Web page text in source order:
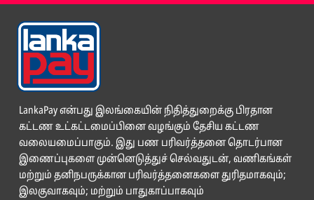
LankaPay என்பது இலங்கையின் நிதித்துறைக்கு பிரதான
கட்டண உட்கட்டமைப்பினை வழங்கும் தேசிய கட்டண
வலையமைப்பாகும். இது பண பரிவர்த்தனை தொடர்பான
இணைப்புகளை முன்னெடுத்துச் செல்வதுடன், வணிகங்கள்
மற்றும் தனிநபருக்கான பரிவர்த்தனைகளை துரிதமாகவும்;
இலகுவாகவும்; மற்றும் பாதுகாப்பாகவும்